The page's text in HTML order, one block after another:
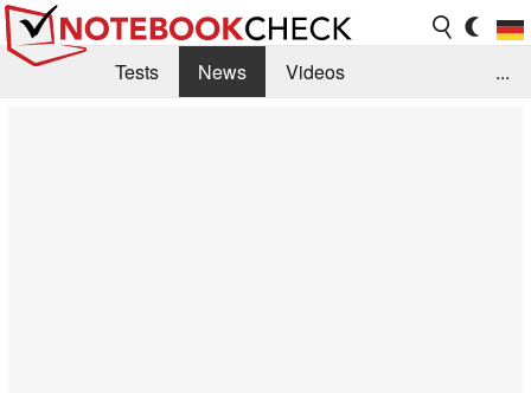
Tests News
Videos
...